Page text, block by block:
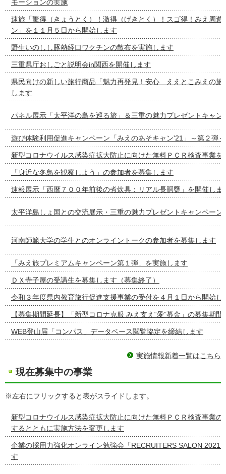
モーションの実施
速旅「驚得（きょうとく）！激得（げきとく）！スゴ得！みえ周遊
ン」を１１月５日から開始します
野生いのしし豚熱経口ワクチンの散布を実施します
三重県庁おしごと説明会in関西を開催します
県民向けの新しい旅行商品「魅力再発見！安心 ええとこみえの旅
します
パネル展示「太平洋の島を巡る旅」＆三重の魅力プレゼントキャン
遊び体験利用促進キャンペーン「みえのあそキャン'21」～第２弾
新型コロナウイルス感染症拡大防止に向けた無料ＰＣＲ検査事業を
「身近な冬鳥を観察しよう」の参加者を募集します
速報展示「西暦７００年前後の煮炊具：リアル長胴甕」を開催しま
太平洋島しょ国との交流展示・三重の魅力プレゼントキャンペーン
河南師範大学の学生とのオンライントークの参加者を募集します
「みえ旅プレミアムキャンペーン第１弾」を実施します
ＤＸ寺子屋の受講生を募集します（募集終了）
令和３年度県内教育旅行促進支援事業の受付を４月１日から開始し
【募集期間延長】「新型コロナ克服 みえ支え“愛”募金」の募集期
WEB登山届「コンパス」データベース閲覧協定を締結します
実施情報新着一覧はこちら
現在募集中の事業
※左右にフリックすると表がスライドします。
新型コロナウイルス感染症拡大防止に向けた無料ＰＣＲ検査事業の
するとともに実施方法を変更します
企業の採用力強化オンライン勉強会「RECRUITERS SALON 2021
す